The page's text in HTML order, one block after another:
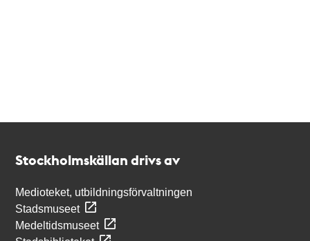
Stockholmskällan drivs av
Medioteket, utbildningsförvaltningen
Stadsmuseet
Medeltidsmuseet